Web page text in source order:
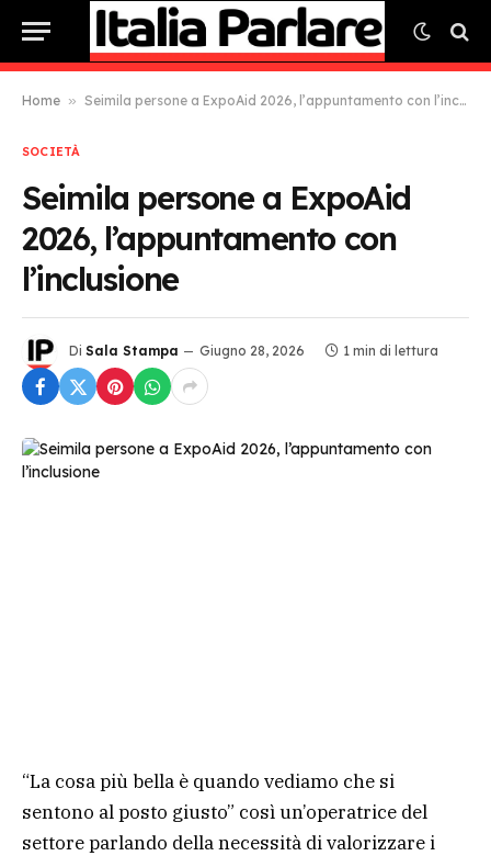
Home » Seimila persone a ExpoAid 2026, l’appuntamento con l’inclusione
SOCIETÀ
Seimila persone a ExpoAid
2026, l’appuntamento con
l’inclusione
Di Sala Stampa Giugno 28, 2026 1 min di lettura
“La cosa più bella è quando vediamo che si
sentono al posto giusto” così un’operatrice del
settore parlando della necessità di valorizzare i